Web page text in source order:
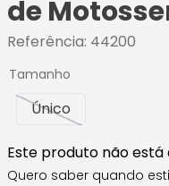
de
Referência: 44200
Tamanho
Único
Este produto não
Quero saber quando